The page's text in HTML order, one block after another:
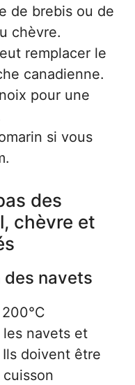
de brebis ou de
chèvre.
remplacer le
canadienne.
pour une
si vous
des
chèvre et
des navets
navets et
doivent être